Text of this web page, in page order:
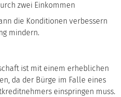
zwei Einkommen
die Konditionen verbessern
mindern.
ist mit einem erheblichen
da der Bürge im Falle eines
einspringen muss.